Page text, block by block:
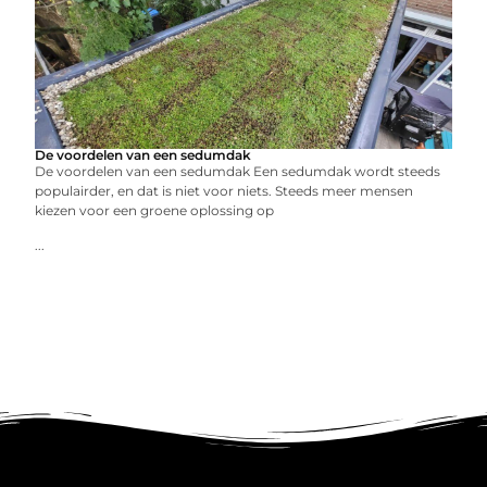
De voordelen van een sedumdak
De voordelen van een sedumdak Een sedumdak wordt steeds
populairder, en dat is niet voor niets. Steeds meer mensen
kiezen voor een groene oplossing op
...